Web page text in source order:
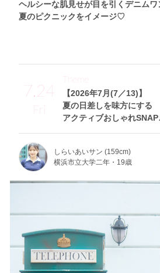
ヘルシーな肌見せが目を引くデニムワ
夏のピクニックをイメージ♡
7.24
Fri
【2026年7月(7／13)】
夏の日差しを味方にする
アクティブおしゃれ
Theme
しらいあいサン (159cm)
横浜市立大学二年・19歳